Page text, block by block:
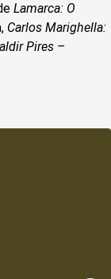
Lamarca: O
Carlos Marighella:
Pires –